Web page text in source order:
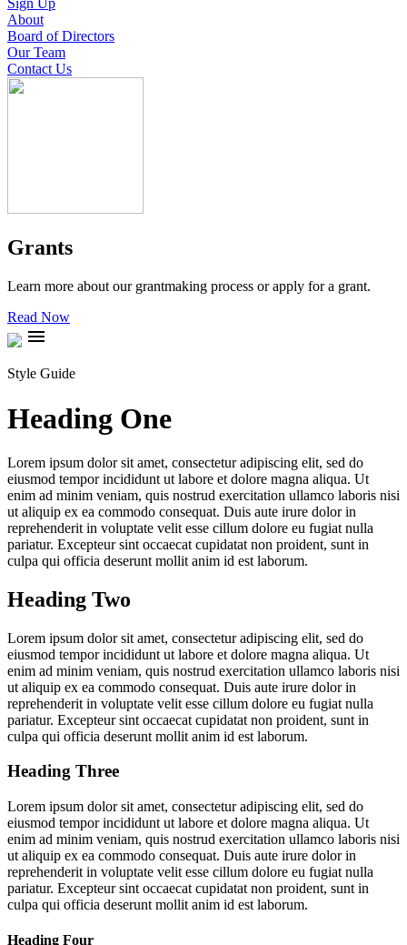
Sign Up
About
Board of Directors
Our Team
Contact Us
Grants
Learn more about our grantmaking process or apply for a grant.
Read Now
menu
Style Guide
Heading One
Lorem ipsum dolor sit amet, consectetur adipiscing elit, sed do
eiusmod tempor incididunt ut labore et dolore magna aliqua. Ut
enim ad minim veniam, quis nostrud exercitation ullamco laboris nisi
ut aliquip ex ea commodo consequat. Duis aute irure dolor in
reprehenderit in voluptate velit esse cillum dolore eu fugiat nulla
pariatur. Excepteur sint occaecat cupidatat non proident, sunt in
culpa qui officia deserunt mollit anim id est laborum.
Heading Two
Lorem ipsum dolor sit amet, consectetur adipiscing elit, sed do
eiusmod tempor incididunt ut labore et dolore magna aliqua. Ut
enim ad minim veniam, quis nostrud exercitation ullamco laboris nisi
ut aliquip ex ea commodo consequat. Duis aute irure dolor in
reprehenderit in voluptate velit esse cillum dolore eu fugiat nulla
pariatur. Excepteur sint occaecat cupidatat non proident, sunt in
culpa qui officia deserunt mollit anim id est laborum.
Heading Three
Lorem ipsum dolor sit amet, consectetur adipiscing elit, sed do
eiusmod tempor incididunt ut labore et dolore magna aliqua. Ut
enim ad minim veniam, quis nostrud exercitation ullamco laboris nisi
ut aliquip ex ea commodo consequat. Duis aute irure dolor in
reprehenderit in voluptate velit esse cillum dolore eu fugiat nulla
pariatur. Excepteur sint occaecat cupidatat non proident, sunt in
culpa qui officia deserunt mollit anim id est laborum.
Heading Four